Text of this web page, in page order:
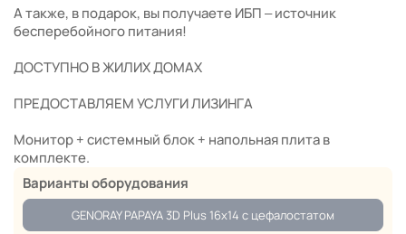
А также, в подарок, вы получаете ИБП – источник
бесперебойного питания!
ДОСТУПНО В ЖИЛИХ ДОМАХ
ПРЕДОСТАВЛЯЕМ УСЛУГИ ЛИЗИНГА
Монитор + системный блок + напольная плита в
комплекте.
Варианты оборудования
GENORAY PAPAYA 3D Plus 16x14 с цефалостатом